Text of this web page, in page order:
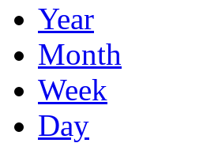
Year
Month
Week
Day